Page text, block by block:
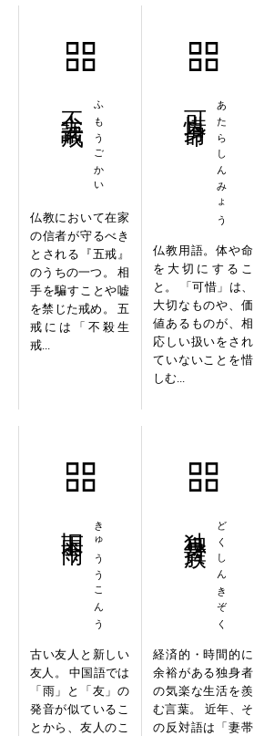
ふもうごかい
仏教において在家
の信者が守るべき
とされる『五戒』
のうちの一つ。 相
手を騙すことや嘘
を禁じた戒め。 五
戒には「不殺生
戒...
あたらしんみょう
仏教用語。体や命
を大切にするこ
と。 「可惜」は、
大切なものや、価
値あるものが、相
応しい扱いをされ
ていないことを惜
しむ...
きゅううこんう
古い友人と新しい
友人。 中国語では
「雨」と「友」の
発音が似ているこ
とから、友人のこ
どくしんきぞく
経済的・時間的に
余裕がある独身者
の気楽な生活を羨
む言葉。 近年、そ
の反対語は「妻帯